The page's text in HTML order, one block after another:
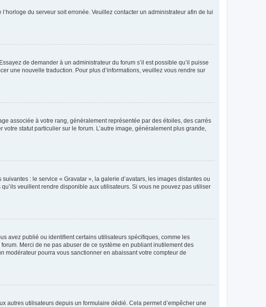
du serveur soit erronée. Veuillez contacter un administrateur afin de lui
de demander à un administrateur du forum s’il est possible qu’il puisse
une nouvelle traduction. Pour plus d’informations, veuillez vous rendre sur
associée à votre rang, généralement représentée par des étoiles, des carrés
statut particulier sur le forum. L’autre image, généralement plus grande,
: le service « Gravatar », la galerie d’avatars, les images distantes ou
veuillent rendre disponible aux utilisateurs. Si vous ne pouvez pas utiliser
avez publié ou identifient certains utilisateurs spécifiques, comme les
Merci de ne pas abuser de ce système en publiant inutilement des
modérateur pourra vous sanctionner en abaissant votre compteur de
autres utilisateurs depuis un formulaire dédié. Cela permet d’empêcher une